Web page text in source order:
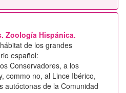
Zoología Hispánica.
de los grandes
español:
Conservadores, a los
commo no, al Lince Ibérico,
autóctonas de la Comunidad